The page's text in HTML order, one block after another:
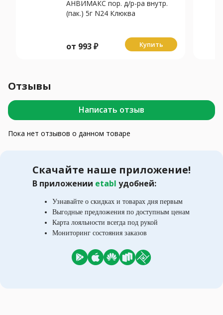
АНВИМАКС пор. д/р-ра внутр.
(пак.) 5г N24 Клюква
от 993₽ Купить
Отзывы
Написать отзыв
Пока нет отзывов о данном товаре
Скачайте наше приложение!
В приложении etabl удобней:
Узнавайте о скидках и товарах дня первым
Выгодные предложения по доступным ценам
Карта лояльности всегда под рукой
Мониторинг состояния заказов